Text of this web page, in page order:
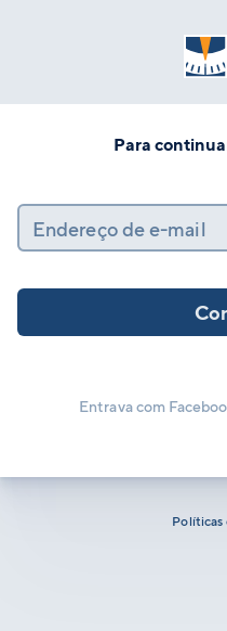
Para
Endereço de e-mail
Entrava com
Políticas